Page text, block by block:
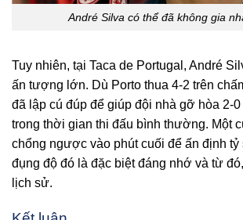
André Silva có thể đã không gia
Tuy nhiên, tại Taca de Portugal, André
ấn tượng lớn. Dù Porto thua 4-2 trên
đã lập cú đúp để giúp đội nhà gỡ hòa 2-
trong thời gian thi đấu bình thường. Một
chổng ngược vào phút cuối để ấn định tỷ
đụng độ đó là đặc biệt đáng nhớ và từ
lịch sử.